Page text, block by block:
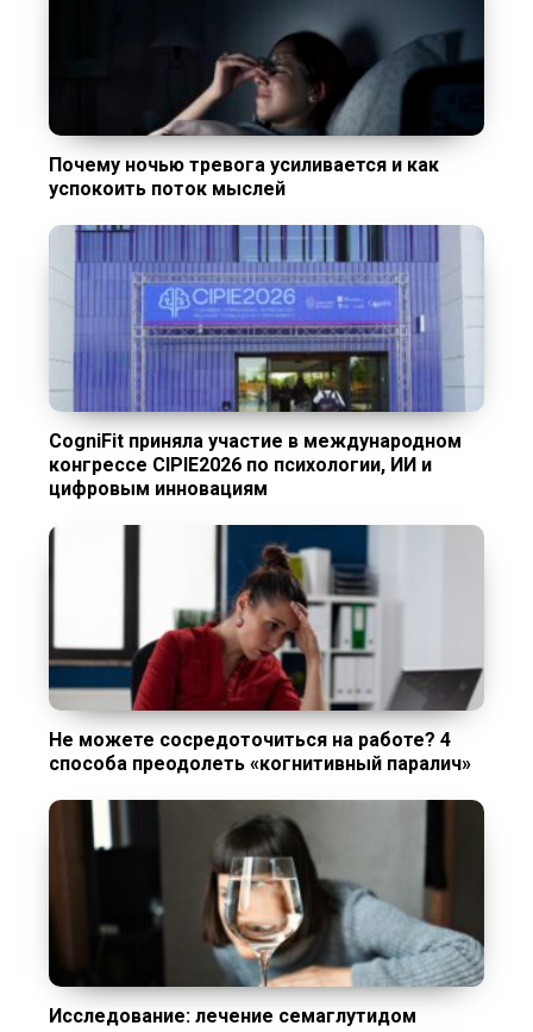
Почему ночью тревога усиливается и как
успокоить поток мыслей
CogniFit приняла участие в международном
конгрессе CIPIE2026 по психологии, ИИ и
цифровым инновациям
Не можете сосредоточиться на работе? 4
способа преодолеть «когнитивный паралич»
Исследование: лечение семаглутидом